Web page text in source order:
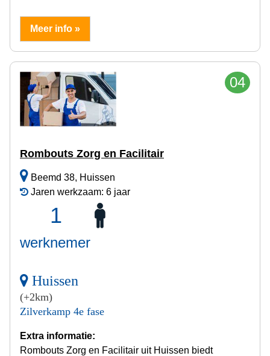
Meer info »
04
Rombouts Zorg en Facilitair
Beemd 38, Huissen
Jaren werkzaam: 6 jaar
1
werknemer
Huissen
(+2km)
Zilverkamp 4e fase
Extra informatie:
Rombouts Zorg en Facilitair uit Huissen biedt